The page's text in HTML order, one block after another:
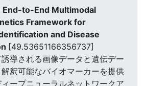
End-to-End Multimodal
Framework for
and Disease
[49.53651166356737]
導される画像データと遺伝デー
釈可能なバイオマーカーを提供
ープニューラルネットワークア